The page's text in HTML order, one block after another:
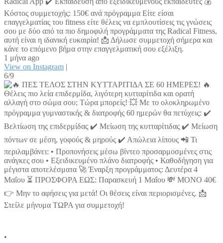
Κόστος συμμετοχής: 150€ ανά πρόγραμμα Είτε είσαι
επαγγελματίας του fitness είτε θέλεις να εμπλουτίσεις τις γνώσεις
σου με δύο από τα πιο δημοφιλή προγράμματα της Radical Fitness,
αυτή είναι η ιδανική ευκαιρία! 📩 Δήλωσε συμμετοχή σήμερα και
κάνε το επόμενο βήμα στην επαγγελματική σου εξέλιξη.
1 μήνα ago
View on Instagram |
6/9
•